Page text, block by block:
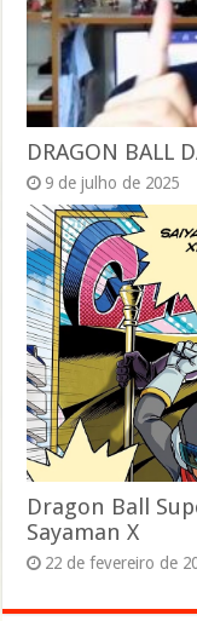
DRAGON BALL
9 de julho de 2025
Dragon Ball
Sayaman X
22 de fevereiro de